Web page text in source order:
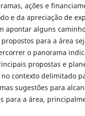
ações e
e da apreciação de
apontar alguns
para a área
o panorama
propostas e
contexto delimitado
sugestões para
para a área,